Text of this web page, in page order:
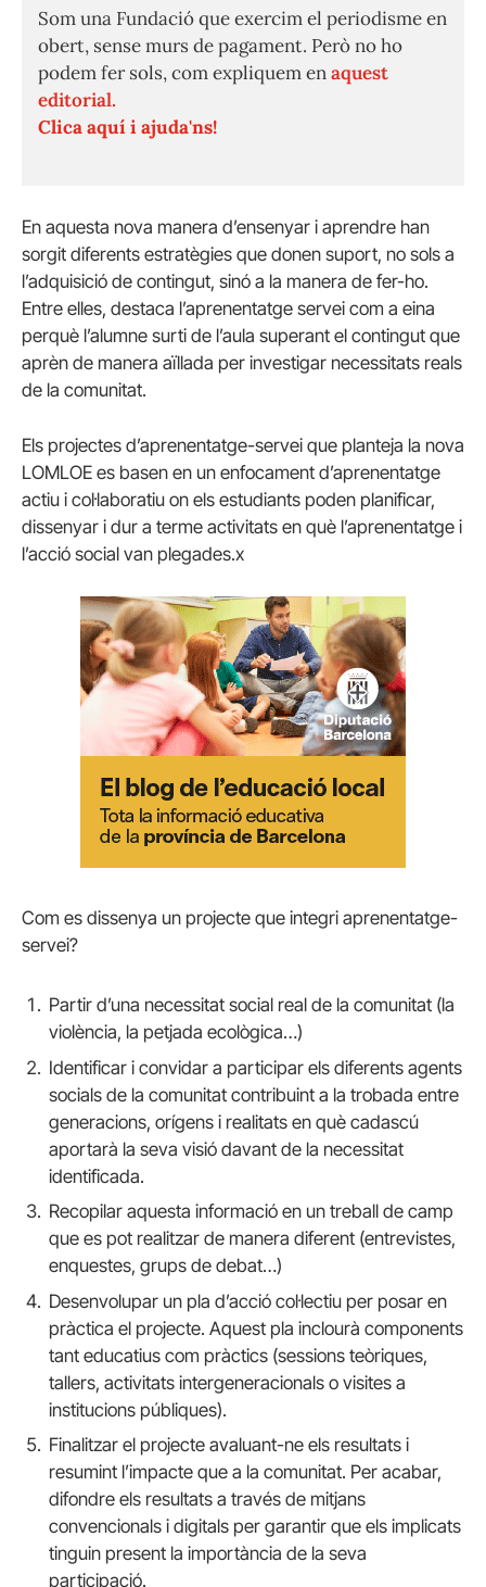
Som una Fundació que exercim el periodisme en
obert, sense murs de pagament. Però no ho
podem fer sols, com expliquem enaquest
editorial.
Clica aquí i ajuda'ns!
En aquesta nova manera d’ensenyar i aprendre han
sorgit diferents estratègies que donen suport, no sols a
l’adquisició de contingut, sinó a la manera de fer-ho.
Entre elles, destaca l’aprenentatge servei com a eina
perquè l’alumne surti de l’aula superant el contingut que
aprèn de manera aïllada per investigar necessitats reals
de la comunitat.
Els projectes d’aprenentatge-servei que planteja la nova
LOMLOE es basen en un enfocament d’aprenentatge
actiu i col·laboratiu on els estudiants poden planificar,
dissenyar i dur a terme activitats en què l’aprenentatge i
l’acció social van plegades.x
Com es dissenya un projecte que integri aprenentatge-
servei?
Partir d’una necessitat social real de la comunitat (la
violència, la petjada ecològica…)
Identificar i convidar a participar els diferents agents
socials de la comunitat contribuint a la trobada entre
generacions, orígens i realitats en què cadascú
aportarà la seva visió davant de la necessitat
identificada.
Recopilar aquesta informació en un treball de camp
que es pot realitzar de manera diferent (entrevistes,
enquestes, grups de debat…)
Desenvolupar un pla d’acció col·lectiu per posar en
pràctica el projecte. Aquest pla inclourà components
tant educatius com pràctics (sessions teòriques,
tallers, activitats intergeneracionals o visites a
institucions públiques).
Finalitzar el projecte avaluant-ne els resultats i
resumint l’impacte que a la comunitat. Per acabar,
difondre els resultats a través de mitjans
convencionals i digitals per garantir que els implicats
tinguin present la importància de la seva
participació.